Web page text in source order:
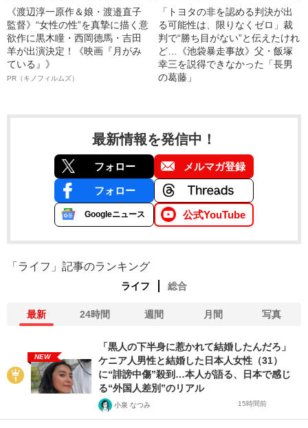
《渡辺淳一原作＆娘・渡邉直子
監督》“女性の性”を真摯に描く意
欲作に黒木瞳・西岡德馬・吉田
羊が出演決定！《映画『月がみ
ている』》
PR（キノフィルムズ）
「トヨタの非を認める判決が出
る可能性は、限りなくゼロ」裁
判で“勝ち目がない”と伝えたけれ
ど…《池袋暴走事故》父・飯塚
幸三を説得できなかった「長男
の葛藤」
最新情報を発信中！
フォロー メルマガ登録
フォロー
Googleニュース 公式YouTube
「ライフ」記事のランキング
ライフ 総合
最新 24時間 週間 月間 写真
NEW
「黒人の下半身に惹かれて結婚したんだろ」
ケニア人男性と結婚した日本人女性（31）
に“誹謗中傷”殺到…本人が語る、日本で感じ
る“外国人差別”のリアル
小泉 なつみ 15時間前